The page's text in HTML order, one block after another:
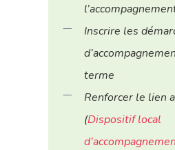
Inscrire les
terme
Renforcer le lien
(Dispositif local